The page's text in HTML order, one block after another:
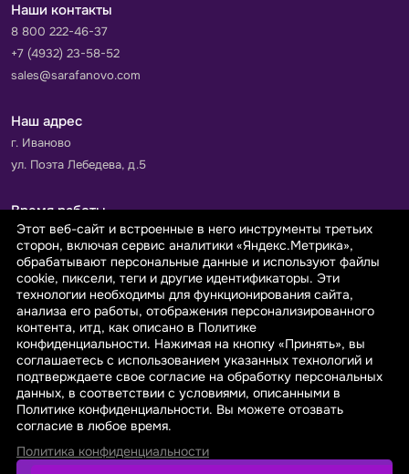
Наши контакты
8 800 222-46-37
+7 (4932) 23-58-52
sales@sarafanovo.com
Наш адрес
г. Иваново
ул. Поэта Лебедева, д.5
Время работы
Пн-Пт с 9.00 до 18.00
Сб-Вс: выходной
Принимаем к оплате
© 2026 sarafanovo.com - Интернет-магазин "САРАФАНОВО"
специализируется на производстве, продаже тканей оптом и в
розницу с доставкой по Роcсии и СНГ.
Политика обработки персональных данных
Этот веб-сайт и встроенные в него инструменты третьих
сторон, включая сервис аналитики «Яндекс.Метрика»,
обрабатывают персональные данные и используют файлы
cookie, пиксели, теги и другие идентификаторы. Эти
технологии необходимы для функционирования сайта,
анализа его работы, отображения персонализированного
контента, итд, как описано в Политике
конфиденциальности. Нажимая на кнопку «Принять», вы
соглашаетесь с использованием указанных технологий и
подтверждаете свое согласие на обработку персональных
данных, в соответствии с условиями, описанными в
Политике конфиденциальности. Вы можете отозвать
согласие в любое время.
Политика конфиденциальности